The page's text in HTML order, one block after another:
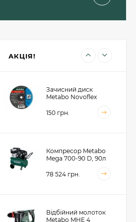
АКЦІЯ!
Зачисний диск
Metabo Novoflex
(616468000)
150 грн.
Компресор Metabo
Mega 700-90 D, 90л
78 524 грн.
Відбійний молоток
Metabo MHE 4